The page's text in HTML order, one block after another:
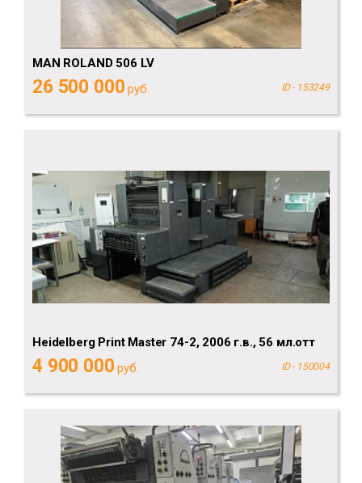
MAN ROLAND 506 LV
26 500 000 руб. ID - 153249
Heidelberg Рrint Мaster 74-2, 2006 г.в., 56 мл.отт
4 900 000 руб. ID - 150004